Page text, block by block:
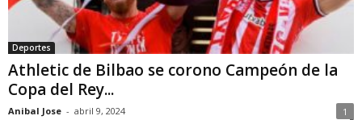
Deportes
Athletic de Bilbao se corono Campeón de la
Copa del Rey...
Anibal Jose - abril 9, 2024 1